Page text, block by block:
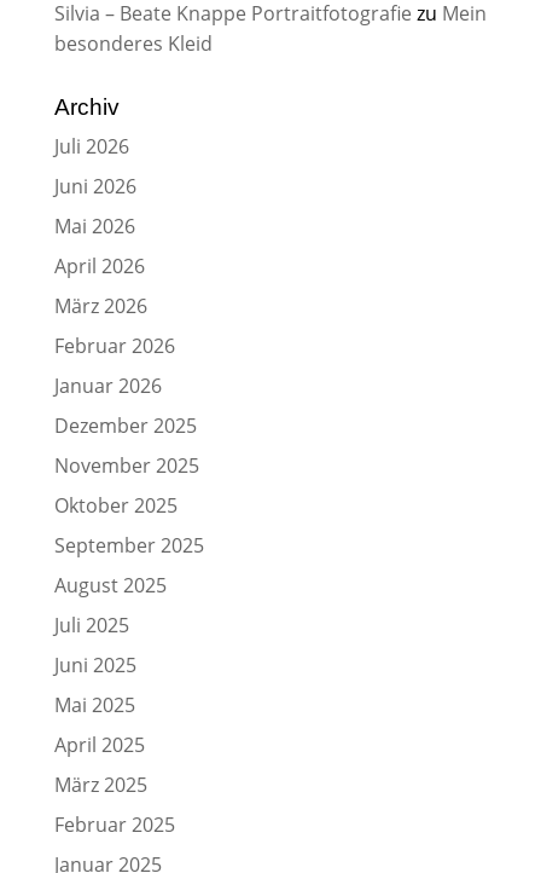
Silvia – Beate Knappe Portraitfotografie zu Mein
besonderes Kleid
Archiv
Juli 2026
Juni 2026
Mai 2026
April 2026
März 2026
Februar 2026
Januar 2026
Dezember 2025
November 2025
Oktober 2025
September 2025
August 2025
Juli 2025
Juni 2025
Mai 2025
April 2025
März 2025
Februar 2025
Januar 2025